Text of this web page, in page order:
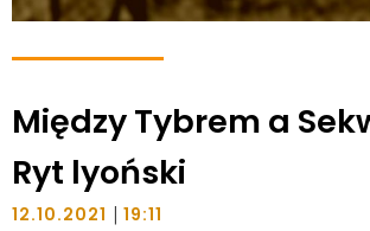
Między Tybrem a
Ryt lyoński
12.10.2021 | 19:11